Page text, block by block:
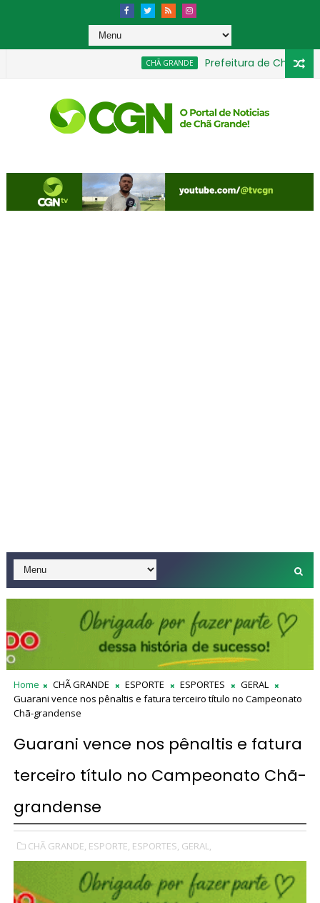
CHÃ GRANDE
Prefeitura de Chã Grande
Home CHÃ GRANDE ESPORTE ESPORTES
GERAL
Guarani vence nos pênaltis e fatura terceiro título no Campeonato
Chã-grandense
Guarani vence nos pênaltis e fatura
terceiro título no Campeonato Chã-
grandense
CHÃ GRANDE, ESPORTE, ESPORTES, GERAL,